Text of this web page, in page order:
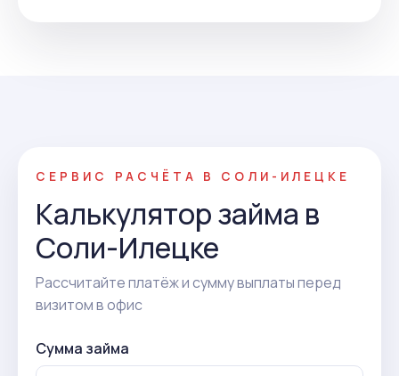
СЕРВИС РАСЧЁТА В СОЛИ-ИЛЕЦКЕ
Калькулятор займа в
Соли-Илецке
Рассчитайте платёж и сумму выплаты перед
визитом в офис
Сумма займа